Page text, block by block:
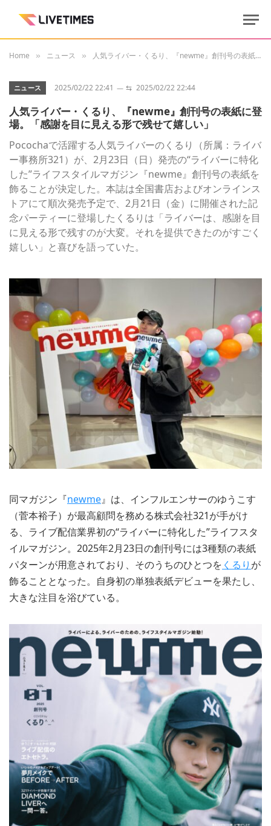
Home » ニュース » 人気ライバー・くるり、『newme』創刊号の表紙に登場。「感謝を目に見える形で残せて嬉しい」
ニュース 2025/02/22 22:41 ⇆ 2025/02/22 22:44
人気ライバー・くるり、『newme』創刊号の表紙に登
場。「感謝を目に見える形で残せて嬉しい」
Pocochaで活躍する人気ライバーのくるり（所属：ライバ
ー事務所321）が、2月23日（日）発売の“ライバーに特化
した”ライフスタイルマガジン『newme』創刊号の表紙を
飾ることが決定した。本誌は全国書店およびオンラインス
トアにて順次発売予定で、2月21日（金）に開催された記
念パーティーに登場したくるりは「ライバーは、感謝を目
に見える形で残すのが大変。それを提供できたのがすごく
嬉しい」と喜びを語っていた。
同マガジン『newme』は、インフルエンサーのゆうこす
（菅本裕子）が最高顧問を務める株式会社321が手がけ
る、ライブ配信業界初の“ライバーに特化した”ライフスタ
イルマガジン。2025年2月23日の創刊号には3種類の表紙
パターンが用意されており、そのうちのひとつを くるり が
飾ることとなった。自身初の単独表紙デビューを果たし、
大きな注目を浴びている。